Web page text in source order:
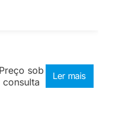
Preço sob
consulta
Ler mais